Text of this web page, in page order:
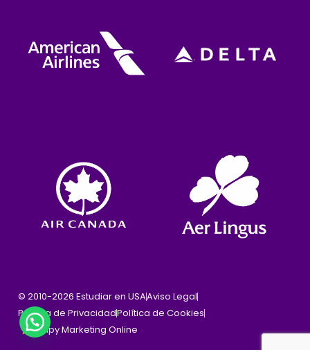
© 2010-2026 Estudiar en USAAviso Legal
Política de PrivacidadPolítica de Cookies
Cinpy Marketing Online